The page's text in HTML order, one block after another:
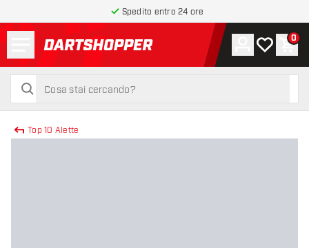
Spedito entro 24 ore
torna alla home page
cerca
cerca
Account
La mia0
Top 10 Alette